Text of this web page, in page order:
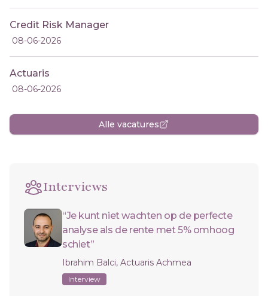
Credit Risk Manager
08-06-2026
Actuaris
08-06-2026
Alle vacatures
Interviews
“Je kunt niet wachten op de perfecte
analyse als de rente met 5% omhoog
schiet”
Ibrahim Balci, Actuaris Achmea
Interview